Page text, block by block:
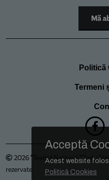
Politică
Termeni
2026 "Teatrul Național "Radu
rezervate
Acceptă
Acest website
Politică Cookies